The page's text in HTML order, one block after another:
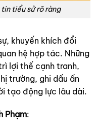
tiểu sử rõ ràng
khuyến khích đổi
hệ hợp tác. Những
lợi thế cạnh tranh,
trường, ghi dấu ấn
tạo động lực lâu dài.
Phạm: